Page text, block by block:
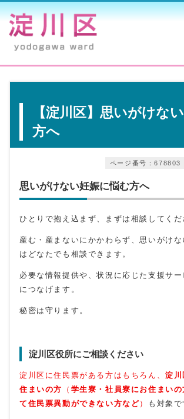
【淀川区】思いがけな
方へ
ページ番号：678803
思いがけない妊娠に悩む方へ
ひとりで抱え込まず、まずは相談してくだ
産む・産まないにかかわらず、思いがけ
はどなたでも相談できます。
必要な情報提供や、状況に応じた支援サ
につなげます。
秘密は守ります。
淀川区役所にご相談ください
淀川区に住民票がある方はもちろん、淀川
住まいの方
（ 学生寮・社員寮にお住まいの
て住民票異動ができない方など） も対象で